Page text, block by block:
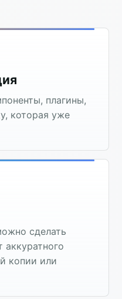
плагины,
которая уже
сделать
аккуратного
копии или